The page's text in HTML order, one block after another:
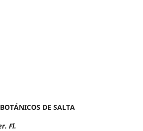
DE SALTA
Fl.